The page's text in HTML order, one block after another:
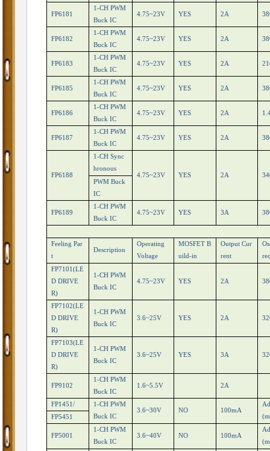
FP6181
1-CH PWM
Buck IC
4.75~23V YES 2A
FP6182
1-CH PWM
Buck IC
4.75~23V YES 2A
FP6183
1-CH PWM
Buck IC
4.75~23V YES 2A
FP6185
1-CH PWM
Buck IC
4.75~23V YES 2A
FP6186
1-CH PWM
Buck IC
4.75~23V YES 2A
FP6187
1-CH PWM
Buck IC
4.75~23V YES 2A
FP6188
1-CH Sync
hronous
4.75~23V
YES 2A
PWM Buck
IC
FP6189
1-CH PWM
Buck IC
4.75~23V YES 3A
Feeling Par
t
Description
Operating
Voltage
MOSFET B
uild-in
Output Cur
rent
FP7101(LE
D DRIVE
R)
1-CH PWM
Buck IC
4.75~23V YES 2A
FP7102(LE
D DRIVE
R)
1-CH PWM
Buck IC
3.6~25V YES 2A
FP7103(LE
D DRIVE
R)
1-CH PWM
Buck IC
3.6~25V YES 3A
FP9102
1-CH PWM
Buck IC
1.6~5.5V 2A
FP1451/
1-CH PWM
Buck IC
3.6~30V NO 100mA
FP5451
FP5001
1-CH PWM
Buck IC
3.6~40V NO 100mA